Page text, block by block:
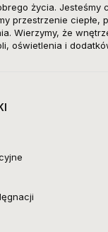
życia. Jesteśmy
przestrzenie
Wierzymy, że
oświetlenia i